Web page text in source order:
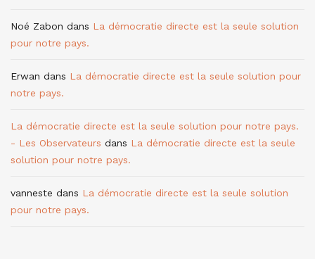
Noé Zabon dans La démocratie directe est la seule solution
pour notre pays.
Erwan dans La démocratie directe est la seule solution pour
notre pays.
La démocratie directe est la seule solution pour notre pays.
- Les Observateurs dans La démocratie directe est la seule
solution pour notre pays.
vanneste dans La démocratie directe est la seule solution
pour notre pays.